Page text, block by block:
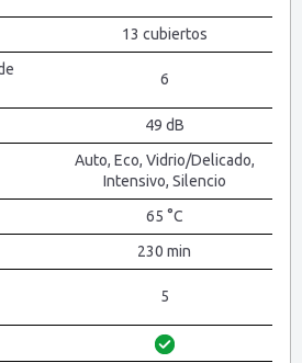
13 cubiertos
6
49 dB
Auto, Eco, Vidrio/Delicado,
Intensivo, Silencio
65 °C
230 min
5